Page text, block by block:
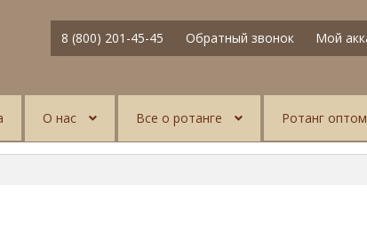
8 (800) 201-45-45 Обратный звонок Мой
О нас Все о ротанге Ротанг оптом